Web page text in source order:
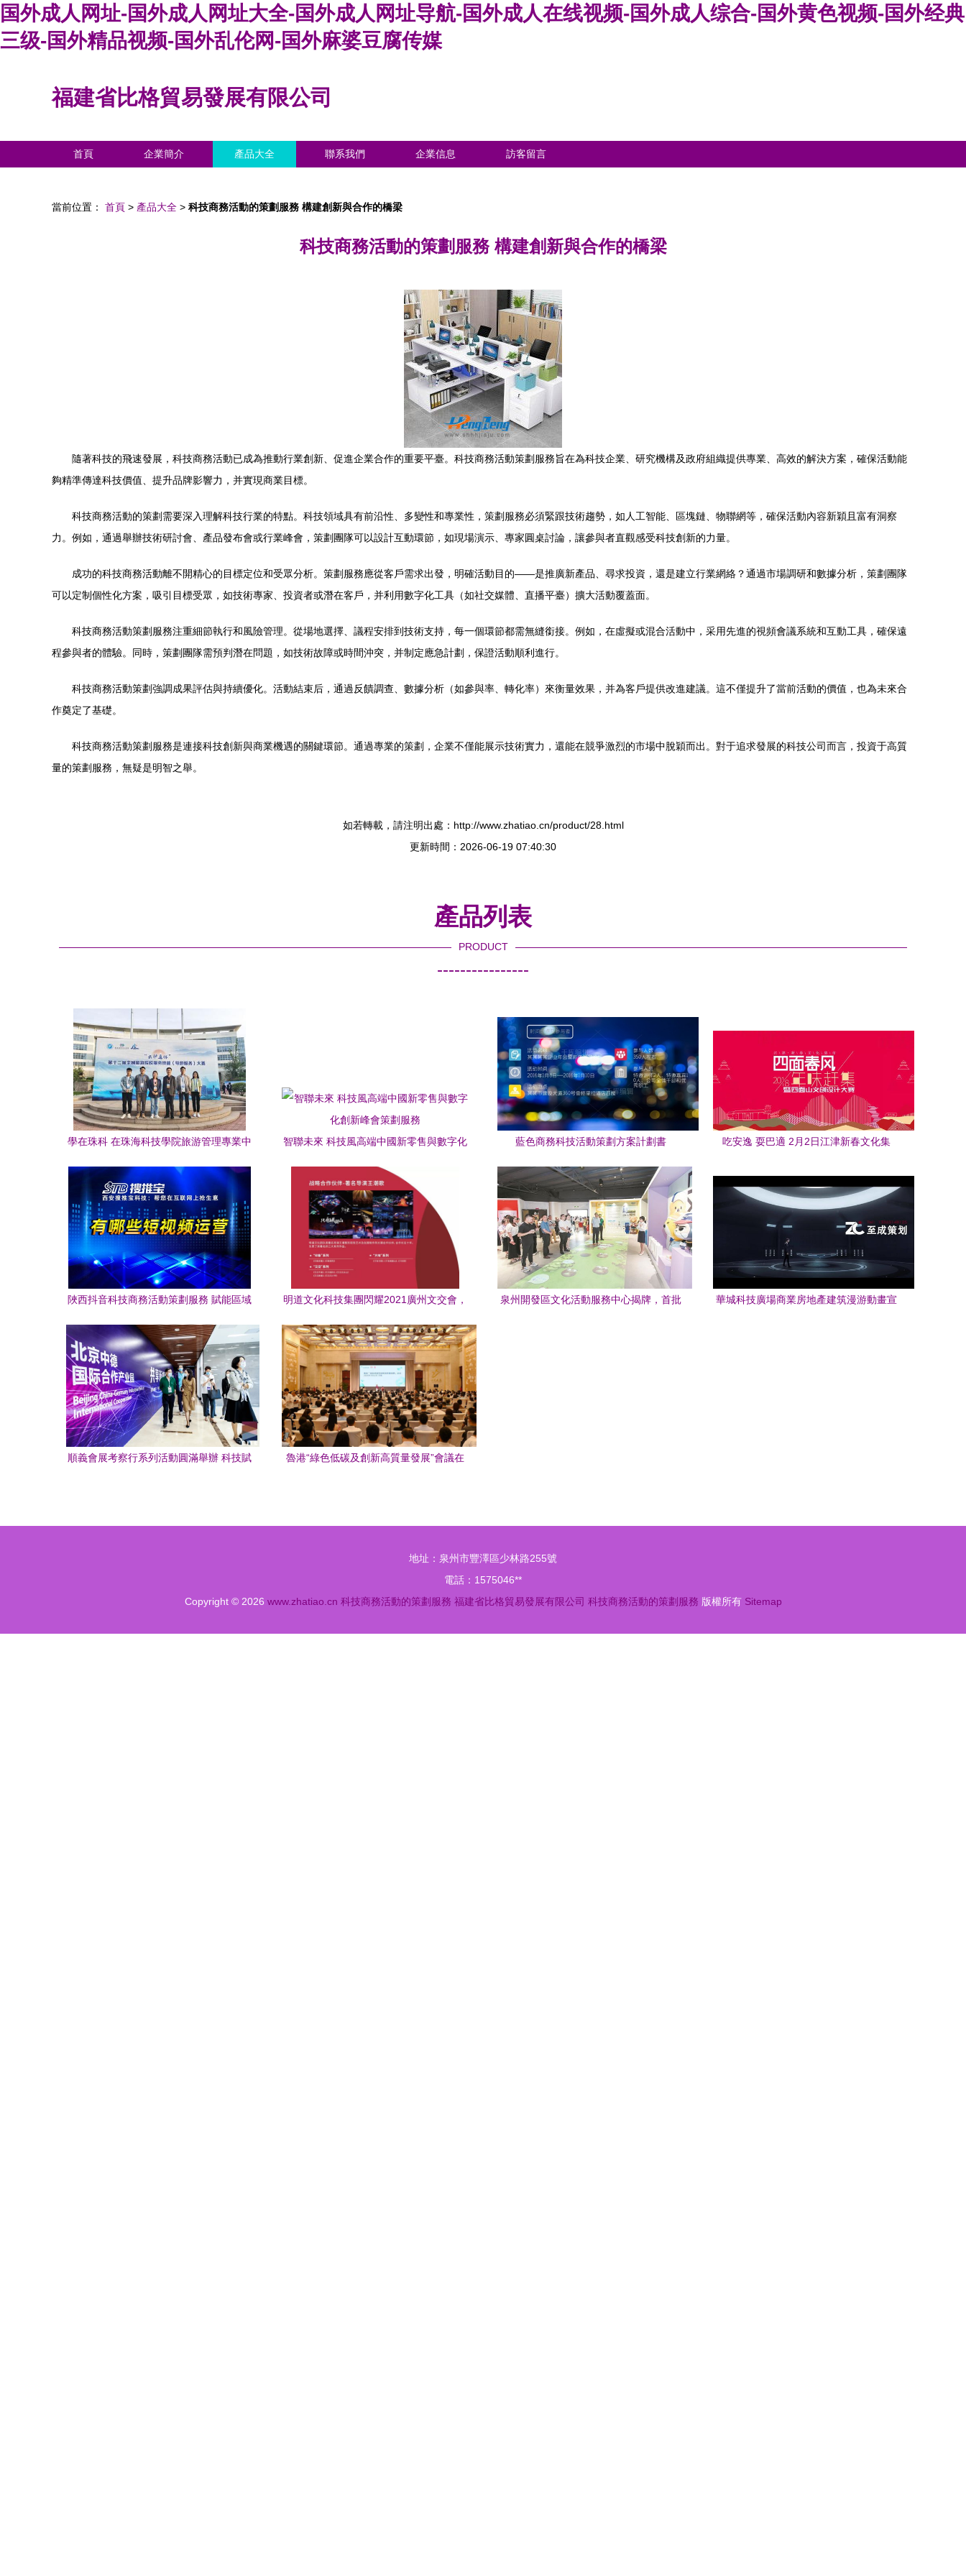
国外成人网址-国外成人网址大全-国外成人网址导航-国外成人在线视频-国外成人综合-国外黄色视频-国外经典
三级-国外精品视频-国外乱伦网-国外麻婆豆腐传媒
福建省比格貿易發展有限公司
首頁 企業簡介 產品大全 聯系我們 企業信息 訪客留言
當前位置： 首頁 > 產品大全 > 科技商務活動的策劃服務 構建創新與合作的橋梁
科技商務活動的策劃服務 構建創新與合作的橋梁
隨著科技的飛速發展，科技商務活動已成為推動行業創新、促進企業合作的重要平臺。科技商務活動策劃服務旨在為科技企業、研究機構及政府組織提供專業、高效的解決方案，確保活動能
夠精準傳達科技價值、提升品牌影響力，并實現商業目標。
科技商務活動的策劃需要深入理解科技行業的特點。科技領域具有前沿性、多變性和專業性，策劃服務必須緊跟技術趨勢，如人工智能、區塊鏈、物聯網等，確保活動內容新穎且富有洞察
力。例如，通過舉辦技術研討會、產品發布會或行業峰會，策劃團隊可以設計互動環節，如現場演示、專家圓桌討論，讓參與者直觀感受科技創新的力量。
成功的科技商務活動離不開精心的目標定位和受眾分析。策劃服務應從客戶需求出發，明確活動目的——是推廣新產品、尋求投資，還是建立行業網絡？通過市場調研和數據分析，策劃團隊
可以定制個性化方案，吸引目標受眾，如技術專家、投資者或潛在客戶，并利用數字化工具（如社交媒體、直播平臺）擴大活動覆蓋面。
科技商務活動策劃服務注重細節執行和風險管理。從場地選擇、議程安排到技術支持，每一個環節都需無縫銜接。例如，在虛擬或混合活動中，采用先進的視頻會議系統和互動工具，確保遠
程參與者的體驗。同時，策劃團隊需預判潛在問題，如技術故障或時間沖突，并制定應急計劃，保證活動順利進行。
科技商務活動策劃強調成果評估與持續優化。活動結束后，通過反饋調查、數據分析（如參與率、轉化率）來衡量效果，并為客戶提供改進建議。這不僅提升了當前活動的價值，也為未來合
作奠定了基礎。
科技商務活動策劃服務是連接科技創新與商業機遇的關鍵環節。通過專業的策劃，企業不僅能展示技術實力，還能在競爭激烈的市場中脫穎而出。對于追求發展的科技公司而言，投資于高質
量的策劃服務，無疑是明智之舉。
如若轉載，請注明出處：http://www.zhatiao.cn/product/28.html
更新時間：2026-06-19 07:40:30
產品列表
PRODUCT
----------------
學在珠科 在珠海科技學院旅游管理專業中
智聯未來 科技風高端中國新零售與數字化
藍色商務科技活動策劃方案計劃書
吃安逸 耍巴適 2月2日江津新春文化集
陜西抖音科技商務活動策劃服務 賦能區域
明道文化科技集團閃耀2021廣州文交會，
泉州開發區文化活動服務中心揭牌，首批
華城科技廣場商業房地產建筑漫游動畫宣
順義會展考察行系列活動圓滿舉辦 科技賦
魯港“綠色低碳及創新高質量發展”會議在
地址：泉州市豐澤區少林路255號
電話：1575046**
Copyright © 2026 www.zhatiao.cn 科技商務活動的策劃服務 福建省比格貿易發展有限公司 科技商務活動的策劃服務 版權所有 Sitemap